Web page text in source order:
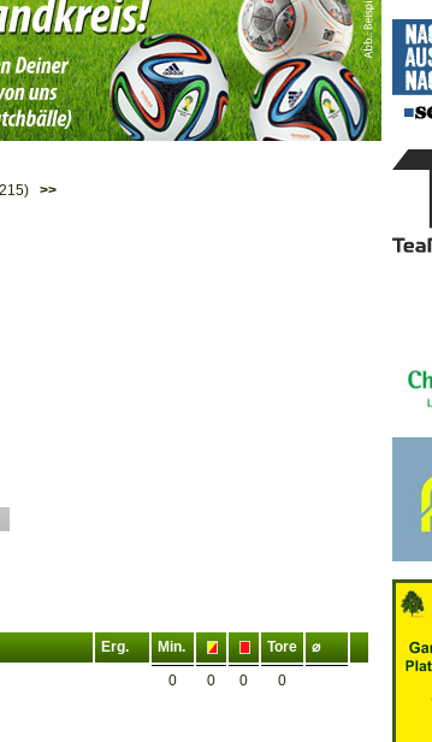
>>
Erg. Min. Tore
⌀
0
0 0 0